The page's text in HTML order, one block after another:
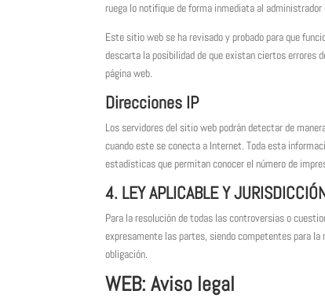
ruega lo notifique de forma inmediata al
Este sitio web se ha revisado y probado para que
descarta la posibilidad de que existan ciertos errores
página web.
Direcciones IP
Los servidores del sitio web podrán detectar de
cuando este se conecta a Internet. Toda esta
estadísticas que permitan conocer el número de
4. LEY APLICABLE Y
Para la resolución de todas las controversias o
expresamente las partes, siendo competentes para la
obligación.
WEB: Aviso legal